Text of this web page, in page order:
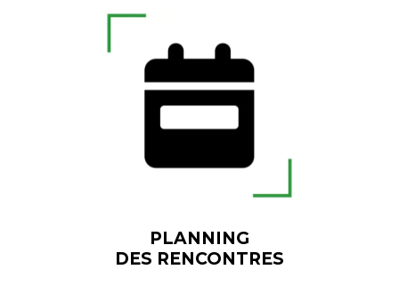
PLANNING
DES RENCONTRES